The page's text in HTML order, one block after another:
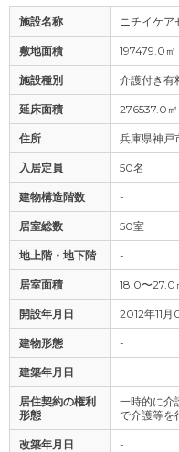
い施設が多かった。そ
人の年金に月々10万円
有難かった。
施設名称 ニチイケア
敷地面積 197479.0㎡
施設種別 介護付き有
延床面積 276537.0㎡
住所 兵庫県神戸
入居定員 50名
建物構造階数 -
居室総数 50室
地上階・地下階 -
居室面積 18.0〜27.0
開設年月日 2012年11月
建物形態 -
建築年月日 -
居住契約の権利
形態
一時的に介
で介護等を
改築年月日 -